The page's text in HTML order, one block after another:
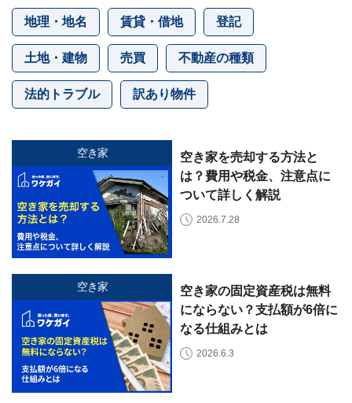
代
表
メ
ッ
セ
ー
取・
売
に
共
有
持
分・
空
き
再
▾
地理・地名 賃貸・借地 登記
土地・建物 売買 不動産の種類
法的トラブル 訳あり物件
空き家
空き家を売却する方法と
は？費用や税金、注意点に
ついて詳しく解説
2026.7.28
空き家
空き家の固定資産税は無料
にならない？支払額が6倍に
なる仕組みとは
2026.6.3